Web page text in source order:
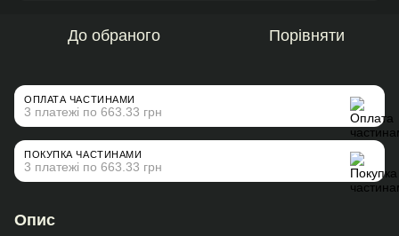
До обраного Порівняти
ОПЛАТА ЧАСТИНАМИ
3 платежі по 663.33 грн
ПОКУПКА ЧАСТИНАМИ
3 платежі по 663.33 грн
Опис